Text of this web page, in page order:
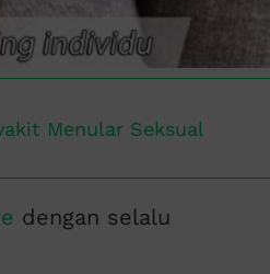
Menular Seksual
dengan selalu